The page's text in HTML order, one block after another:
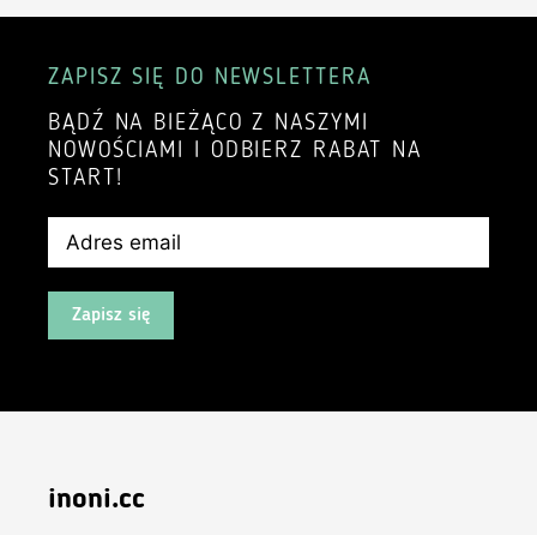
ZAPISZ SIĘ DO NEWSLETTERA
BĄDŹ NA BIEŻĄCO Z NASZYMI
NOWOŚCIAMI I ODBIERZ RABAT NA
START!
Zapisz się
inoni.cc